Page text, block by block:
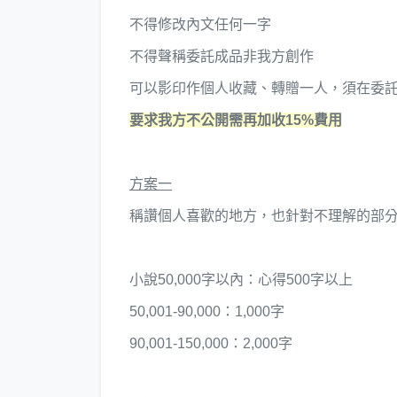
不得修改內文任何一字
不得聲稱委託成品非我方創作
可以影印作個人收藏、轉贈一人，須在委
要求我方不公開需再加收15%費用
方案一
稱讚個人喜歡的地方，也針對不理解的部
小說50,000字以內：心得500字以上
50,001-90,000：1,000字
90,001-150,000：2,000字